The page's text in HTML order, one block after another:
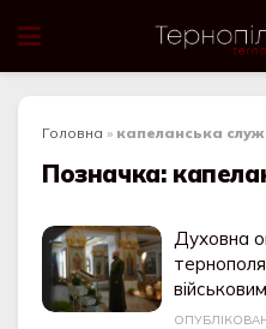
Головна » капеланська
Позначка:
Духовна